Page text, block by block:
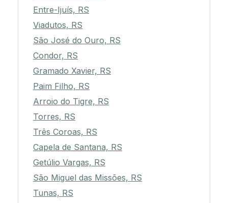
Entre-Ijuís, RS
Viadutos, RS
São José do Ouro, RS
Condor, RS
Gramado Xavier, RS
Paim Filho, RS
Arroio do Tigre, RS
Torres, RS
Três Coroas, RS
Capela de Santana, RS
Getúlio Vargas, RS
São Miguel das Missões, RS
Tunas, RS